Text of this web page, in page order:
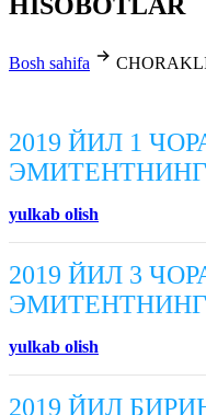
HISOBOTLAR
Bosh sahifa
2019 ЙИЛ 1
yulkab olish
2019 ЙИЛ 3
yulkab olish
2019 ЙИЛ